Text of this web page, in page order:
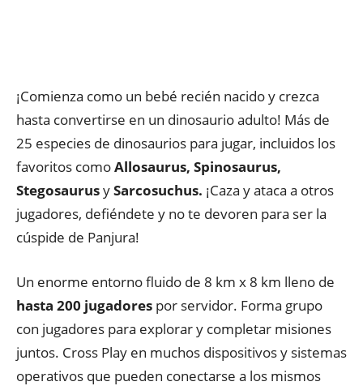
¡Comienza como un bebé recién nacido y crezca
hasta convertirse en un dinosaurio adulto! Más de
25 especies de dinosaurios para jugar, incluidos los
favoritos comoAllosaurus, Spinosaurus,
StegosaurusySarcosuchus. ¡Caza y ataca a otros
jugadores, defiéndete y no te devoren para ser la
cúspide de Panjura!
Un enorme entorno fluido de 8 km x 8 km lleno de
hasta 200 jugadores por servidor. Forma grupo
con jugadores para explorar y completar misiones
juntos. Cross Play en muchos dispositivos y sistemas
operativos que pueden conectarse a los mismos